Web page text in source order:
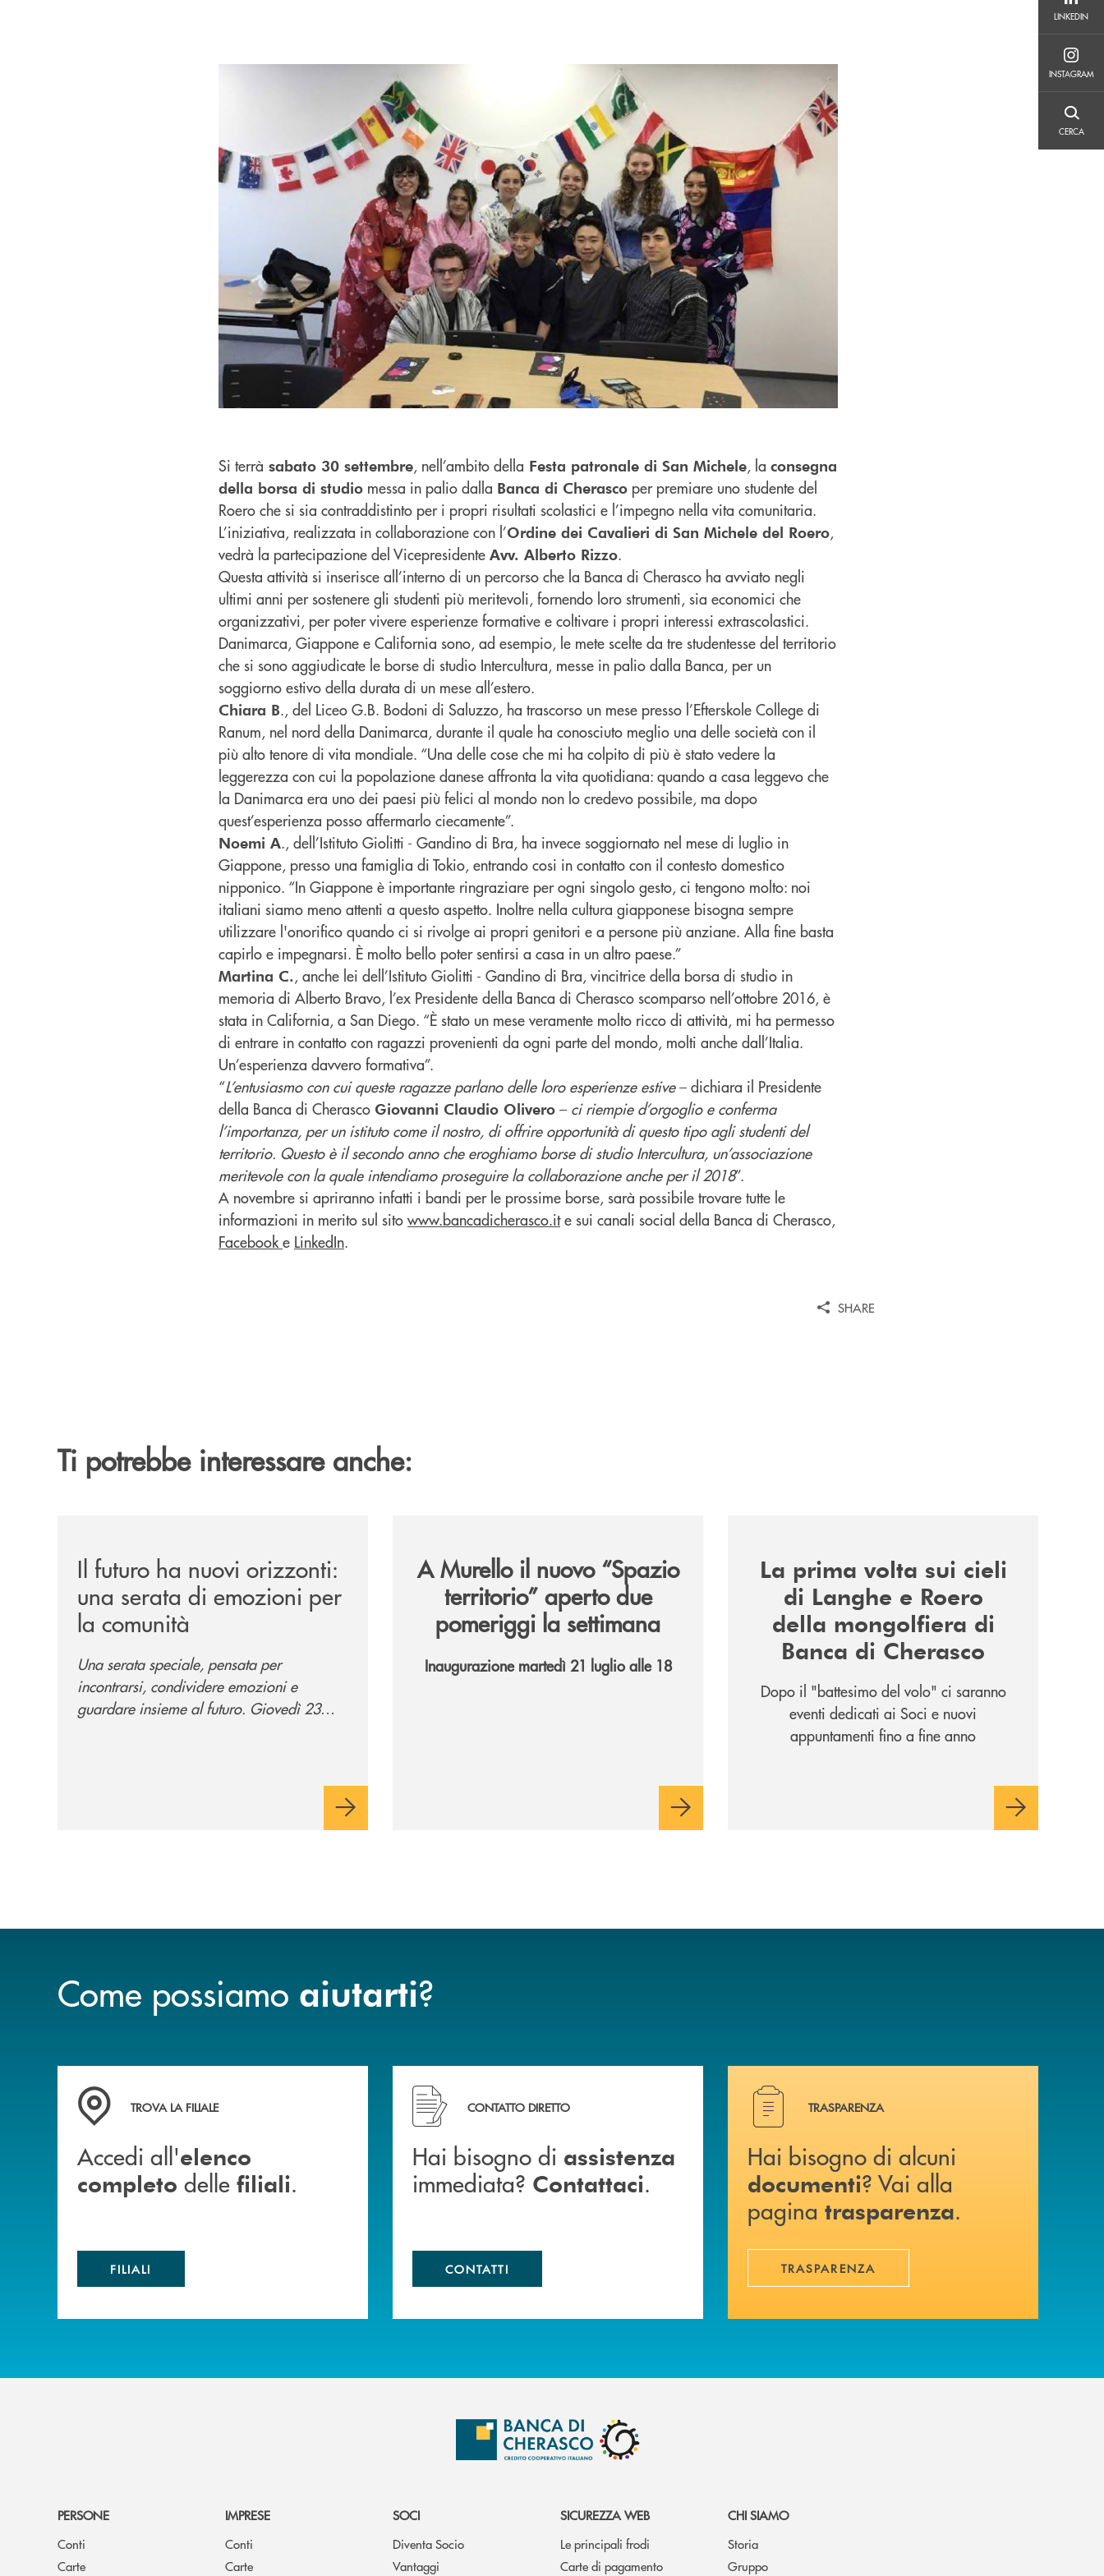
LINKEDIN
INSTAGRAM
CERCA
Si terrà sabato 30 settembre, nell’ambito della Festa patronale di San Michele, la consegna
della borsa di studio messa in palio dalla Banca di Cherasco per premiare uno studente del
Roero che si sia contraddistinto per i propri risultati scolastici e l’impegno nella vita comunitaria.
L’iniziativa, realizzata in collaborazione con l’Ordine dei Cavalieri di San Michele del Roero,
vedrà la partecipazione del Vicepresidente Avv. Alberto Rizzo.
Questa attività si inserisce all’interno di un percorso che la Banca di Cherasco ha avviato negli
ultimi anni per sostenere gli studenti più meritevoli, fornendo loro strumenti, sia economici che
organizzativi, per poter vivere esperienze formative e coltivare i propri interessi extrascolastici.
Danimarca, Giappone e California sono, ad esempio, le mete scelte da tre studentesse del territorio
che si sono aggiudicate le borse di studio Intercultura, messe in palio dalla Banca, per un
soggiorno estivo della durata di un mese all’estero.
Chiara B., del Liceo G.B. Bodoni di Saluzzo, ha trascorso un mese presso l’Efterskole College di
Ranum, nel nord della Danimarca, durante il quale ha conosciuto meglio una delle società con il
più alto tenore di vita mondiale. “Una delle cose che mi ha colpito di più è stato vedere la
leggerezza con cui la popolazione danese affronta la vita quotidiana: quando a casa leggevo che
la Danimarca era uno dei paesi più felici al mondo non lo credevo possibile, ma dopo
quest’esperienza posso affermarlo ciecamente”.
Noemi A., dell’Istituto Giolitti - Gandino di Bra, ha invece soggiornato nel mese di luglio in
Giappone, presso una famiglia di Tokio, entrando cosi in contatto con il contesto domestico
nipponico. “In Giappone è importante ringraziare per ogni singolo gesto, ci tengono molto: noi
italiani siamo meno attenti a questo aspetto. Inoltre nella cultura giapponese bisogna sempre
utilizzare l'onorifico quando ci si rivolge ai propri genitori e a persone più anziane. Alla fine basta
capirlo e impegnarsi. È molto bello poter sentirsi a casa in un altro paese.”
Martina C., anche lei dell’Istituto Giolitti - Gandino di Bra, vincitrice della borsa di studio in
memoria di Alberto Bravo, l’ex Presidente della Banca di Cherasco scomparso nell’ottobre 2016, è
stata in California, a San Diego. “È stato un mese veramente molto ricco di attività, mi ha permesso
di entrare in contatto con ragazzi provenienti da ogni parte del mondo, molti anche dall’Italia.
Un’esperienza davvero formativa”.
“L’entusiasmo con cui queste ragazze parlano delle loro esperienze estive– dichiara il Presidente
della Banca di Cherasco Giovanni Claudio Olivero – ci riempie d’orgoglio e conferma
l’importanza, per un istituto come il nostro, di offrire opportunità di questo tipo agli studenti del
territorio. Questo è il secondo anno che eroghiamo borse di studio Intercultura, un’associazione
meritevole con la quale intendiamo proseguire la collaborazione anche per il 2018”.
A novembre si apriranno infatti i bandi per le prossime borse, sarà possibile trovare tutte le
informazioni in merito sul sito www.bancadicherasco.ite sui canali social della Banca di Cherasco,
Facebook e LinkedIn.
SHARE
Ti potrebbe interessare anche:
Il futuro ha nuovi orizzonti:
una serata di emozioni per
la comunità
Una serata speciale, pensata per
incontrarsi, condividere emozioni e
guardare insieme al futuro. Giovedì 23
A Murello il nuovo “Spazio
territorio” aperto due
pomeriggi la settimana
Inaugurazione martedì 21 luglio alle 18
La prima volta sui cieli
di Langhe e Roero
della mongolfiera di
Banca di Cherasco
Dopo il "battesimo del volo" ci saranno
eventi dedicati ai Soci e nuovi
appuntamenti fino a fine anno
Come possiamo aiutarti?
Accedi all' elenco completo delle filiali .
TROVA LA FILIALE
Accedi all'elenco
completo delle filiali.
FILIALI
Hai bisogno di assistenza immediata? Contattaci .
CONTATTO DIRETTO
Hai bisogno di assistenza
immediata? Contattaci.
CONTATTI
Hai bisogno di alcuni documenti ? Vai alla pagina
TRASPARENZA
Hai bisogno di alcuni
documenti? Vai alla
pagina trasparenza.
TRASPARENZA
PERSONE
Conti
Carte
IMPRESE
Conti
Carte
SOCI
Diventa Socio
Vantaggi
SICUREZZA WEB
Le principali frodi
Carte di pagamento
CHI SIAMO
Storia
Gruppo